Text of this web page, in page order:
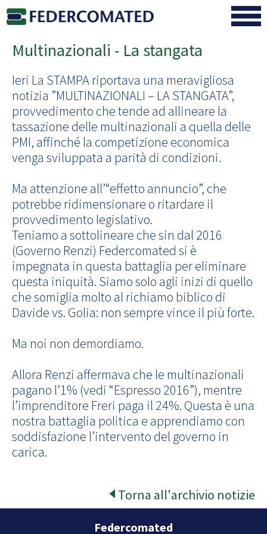
Multinazionali - La stangata
Ieri La STAMPA riportava una meravigliosa
notizia ”MULTINAZIONALI – LA STANGATA”,
provvedimento che tende ad allineare la
tassazione delle multinazionali a quella delle
PMI, affinché la competizione economica
venga sviluppata a parità di condizioni.
Ma attenzione all’“effetto annuncio”, che
potrebbe ridimensionare o ritardare il
provvedimento legislativo.
Teniamo a sottolineare che sin dal 2016
(Governo Renzi) Federcomated si è
impegnata in questa battaglia per eliminare
questa iniquità. Siamo solo agli inizi di quello
che somiglia molto al richiamo biblico di
Davide vs. Golia: non sempre vince il più forte.
Ma noi non demordiamo.
Allora Renzi affermava che le multinazionali
pagano l’1% (vedi “Espresso 2016”), mentre
l’imprenditore Freri paga il 24%. Questa è una
nostra battaglia politica e apprendiamo con
soddisfazione l’intervento del governo in
carica.
Torna all'archivio notizie
Federcomated